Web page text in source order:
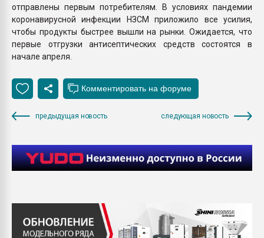
отправлены первым потребителям. В условиях пандемии
коронавирусной инфекции НЗСМ приложило все усилия,
чтобы продукты быстрее вышли на рынки. Ожидается, что
первые отгрузки антисептических средств состоятся в
начале апреля.
предыдущая новость следующая новость